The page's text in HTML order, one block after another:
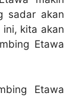
sadar akan
kita akan
Etawa
Etawa